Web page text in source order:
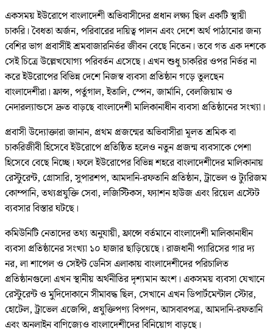
একসময় ইউরোপে বাংলাদেশী অভিবাসীদের প্রধান লক্ষ্য ছিল একটি স্থায়ী
চাকরি। বৈধতা অর্জন, পরিবারের দায়িত্ব পালন এবং দেশে অর্থ পাঠানোর জন্য
বেশির ভাগ প্রবাসীই শ্রমবাজারনির্ভর জীবন বেছে নিতেন। তবে গত এক দশকে
সেই চিত্রে উল্লেখযোগ্য পরিবর্তন এসেছে। এখন শুধু চাকরির ওপর নির্ভর না
করে ইউরোপের বিভিন্ন দেশে নিজস্ব ব্যবসা প্রতিষ্ঠান গড়ে তুলছেন
বাংলাদেশীরা। ফ্রান্স, পর্তুগাল, ইতালি, স্পেন, জার্মানি, বেলজিয়াম ও
নেদারল্যান্ডসে দ্রুত বাড়ছে বাংলাদেশী মালিকানাধীন ব্যবসা প্রতিষ্ঠানের সংখ্যা।
প্রবাসী উদ্যোক্তারা জানান, প্রথম প্রজন্মের অভিবাসীরা মূলত শ্রমিক বা
চাকরিজীবী হিসেবে ইউরোপে প্রতিষ্ঠিত হলেও নতুন প্রজন্ম ব্যবসাকে পেশা
হিসেবে বেছে নিচ্ছে। ফলে ইউরোপের বিভিন্ন শহরে বাংলাদেশীদের মালিকানায়
রেস্টুরেন্ট, গ্রোসারি, সুপারশপ, আমদানি-রফতানি প্রতিষ্ঠান, ট্রাভেল ও ট্যুরিজম
কোম্পানি, তথ্যপ্রযুক্তি সেবা, লজিস্টিকস, ফ্যাশন হাউজ এবং রিয়েল এস্টেট
ব্যবসার বিস্তার ঘটছে।
কমিউনিটি নেতাদের তথ্য অনুযায়ী, ফ্রান্সে বর্তমানে বাংলাদেশী মালিকানাধীন
ব্যবসা প্রতিষ্ঠানের সংখ্যা ১০ হাজার ছাড়িয়েছে। রাজধানী প্যারিসের গার দ্য
নর, লা শাপেল ও সেইন্ট ডেনিস এলাকায় বাংলাদেশীদের পরিচালিত
প্রতিষ্ঠানগুলো এখন স্থানীয় অর্থনীতির দৃশ্যমান অংশ। একসময় ব্যবসা যেখানে
রেস্টুরেন্ট ও মুদিদোকানে সীমাবদ্ধ ছিল, সেখানে এখন ডিপার্টমেন্টাল স্টোর,
হোটেল, ট্রাভেল এজেন্সি, প্রযুক্তিপণ্য বিপণন, আসবাবপত্র, আমদানি-রফতানি
এবং অনলাইন বাণিজ্যেও বাংলাদেশীদের বিনিয়োগ বাড়ছে।